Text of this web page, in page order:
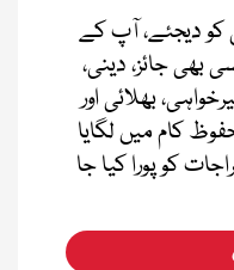
دیجئے، آپ کے
جائز، دینی،
بھلائی اور
کام میں لگایا
کو پورا کیا جا